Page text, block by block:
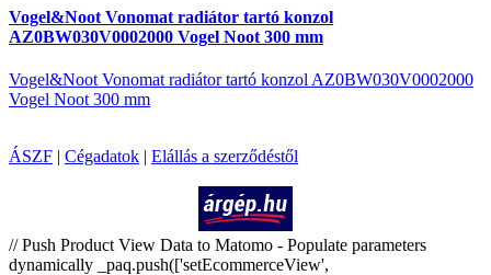
Vogel&Noot Vonomat radiátor tartó konzol
AZ0BW030V0002000 Vogel Noot 300 mm
Vogel&Noot Vonomat radiátor tartó konzol AZ0BW030V0002000
Vogel Noot 300 mm
ÁSZF | Cégadatok | Elállás a szerződéstől
// Push Product View Data to Matomo - Populate parameters
dynamically _paq.push(['setEcommerceView',